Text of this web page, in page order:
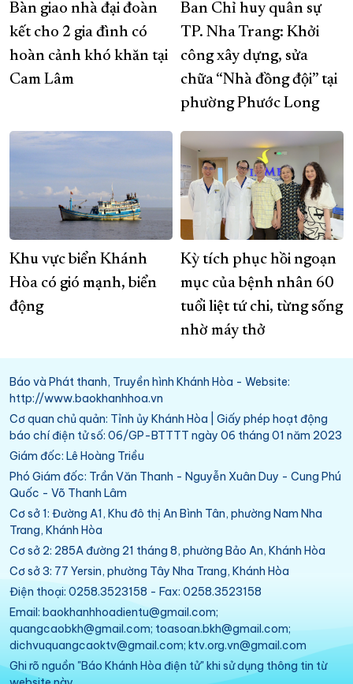
Bàn giao nhà đại đoàn
kết cho 2 gia đình có
hoàn cảnh khó khăn tại
Cam Lâm
Ban Chỉ huy quân sự
TP. Nha Trang: Khởi
công xây dựng, sửa
chữa “Nhà đồng đội” tại
phường Phước Long
Khu vực biển Khánh
Hòa có gió mạnh, biển
động
Kỳ tích phục hồi ngoạn
mục của bệnh nhân 60
tuổi liệt tứ chi, từng sống
nhờ máy thở
Báo và Phát thanh, Truyền hình Khánh Hòa - Website:
http://www.baokhanhhoa.vn
Cơ quan chủ quản: Tỉnh ủy Khánh Hòa | Giấy phép hoạt động
báo chí điện tử số: 06/GP-BTTTT ngày 06 tháng 01 năm 2023
Giám đốc: Lê Hoàng Triều
Phó Giám đốc: Trần Văn Thanh - Nguyễn Xuân Duy - Cung Phú
Quốc - Võ Thanh Lâm
Cơ sở 1: Đường A1, Khu đô thị An Bình Tân, phường Nam Nha
Trang, Khánh Hòa
Cơ sở 2: 285A đường 21 tháng 8, phường Bảo An, Khánh Hòa
Cơ sở 3: 77 Yersin, phường Tây Nha Trang, Khánh Hòa
Điện thoại: 0258.3523158 - Fax: 0258.3523158
Email: baokhanhhoadientu@gmail.com;
quangcaobkh@gmail.com; toasoan.bkh@gmail.com;
dichvuquangcaoktv@gmail.com; ktv.org.vn@gmail.com
Ghi rõ nguồn "Báo Khánh Hòa điện tử" khi sử dụng thông tin từ